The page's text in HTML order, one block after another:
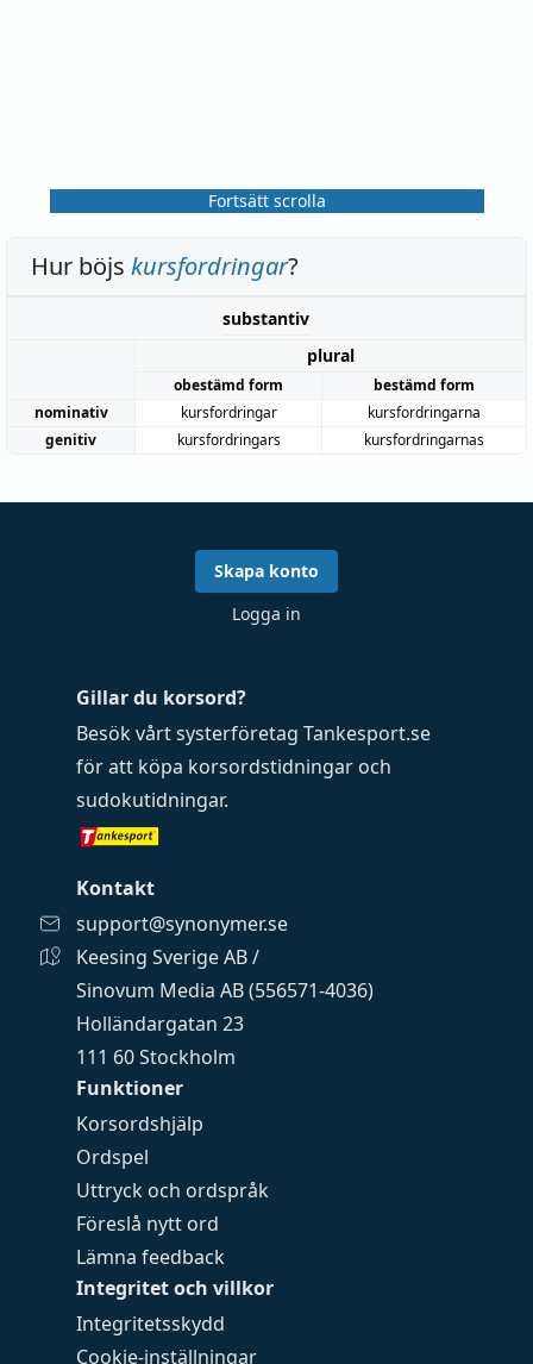
Fortsätt scrolla
Hur böjs kursfordringar?
substantiv
plural
obestämd form
bestämd form
nominativ
kursfordringar
kursfordringarna
genitiv
kursfordringars kursfordringarnas
Funktioner
Korsordshjälp
Ordspel
Uttryck och ordspråk
Föreslå nytt ord
Lämna feedback
Integritet och villkor
Integritetsskydd
Cookie-inställningar
Gillar du korsord?
Besök vårt systerföretag Tankesport.se
för att köpa korsordstidningar och
sudokutidningar.
Kontakt
support@synonymer.se
Keesing Sverige AB /
Sinovum Media AB (556571-4036)
Holländargatan 23
111 60 Stockholm
Skapa konto
Logga in